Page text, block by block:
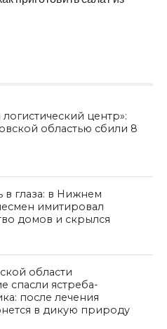
логистический центр»:
областью сбили 8
в глаза: в Нижнем
имитировал
домов и скрылся
области
спасли ястреба-
после лечения
в дикую природу